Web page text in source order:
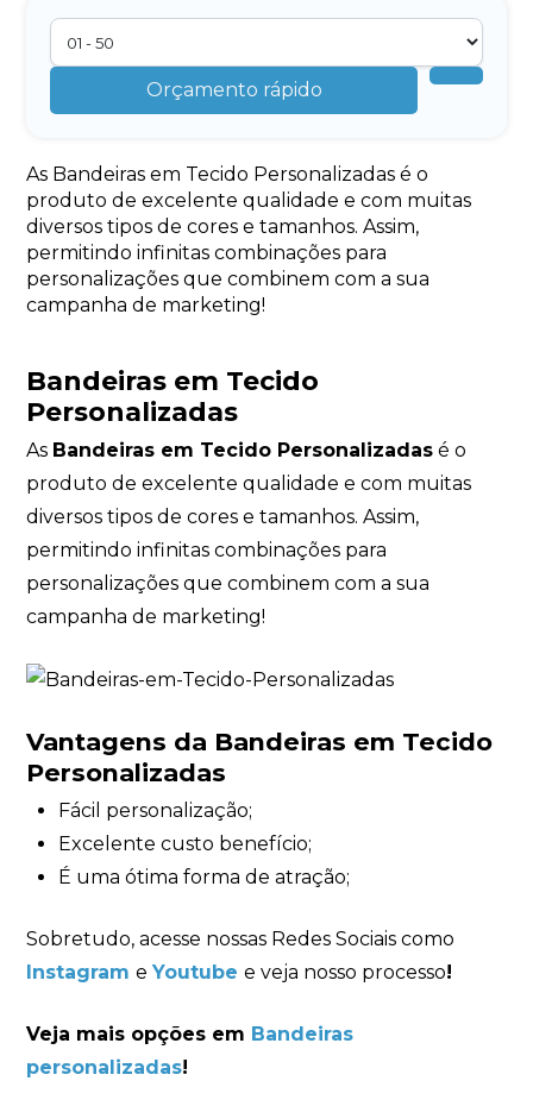
Orçamento rápido
As Bandeiras em Tecido Personalizadas é o
produto de excelente qualidade e com muitas
diversos tipos de cores e tamanhos. Assim,
permitindo infinitas combinações para
personalizações que combinem com a sua
campanha de marketing!
Bandeiras em Tecido
Personalizadas
As Bandeiras em Tecido Personalizadas é o
produto de excelente qualidade e com muitas
diversos tipos de cores e tamanhos. Assim,
permitindo infinitas combinações para
personalizações que combinem com a sua
campanha de marketing!
Vantagens da Bandeiras em Tecido
Personalizadas
Fácil personalização;
Excelente custo benefício;
É uma ótima forma de atração;
Sobretudo, acesse nossas Redes Sociais como
Instagram eYoutube e veja nosso processo!
Veja mais opções em Bandeiras
personalizadas!